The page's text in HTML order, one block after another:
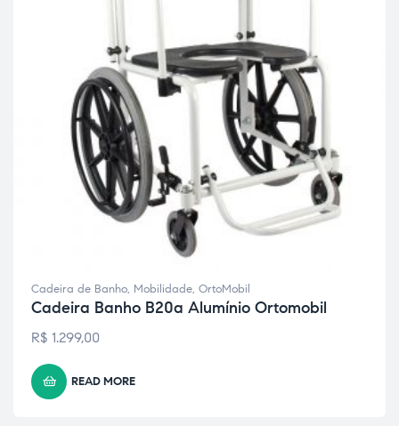
Cadeira de Banho, Mobilidade, OrtoMobil
Cadeira Banho B20a Alumínio Ortomobil
R$ 1.299,00
READ MORE